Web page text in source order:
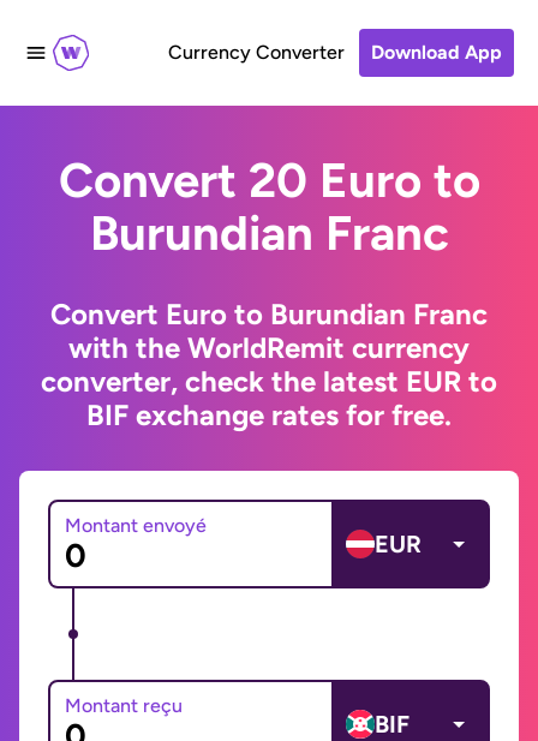
Currency Converter Download App
Convert 20 Euro to
Burundian Franc
Convert Euro to Burundian Franc
with the WorldRemit currency
converter, check the latest EUR to
BIF exchange rates for free.
Montant envoyé
EUR
Montant reçu
BIF